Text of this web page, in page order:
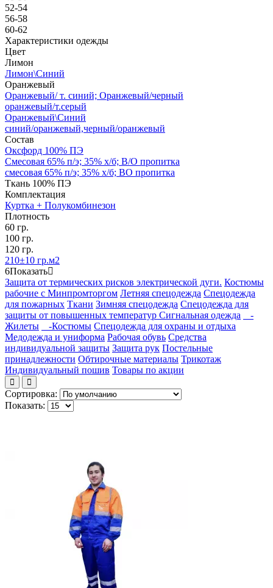
52-54
56-58
60-62
Характеристики одежды
Цвет
Лимон
Лимон\Синий
Оранжевый
Оранжевый/ т. синий; Оранжевый/черный
оранжевый/т.серый
Оранжевый\Синий
синий/оранжевый,черный/оранжевый
Состав
Оксфорд 100% ПЭ
Смесовая 65% п/э; 35% х/б; В/О пропитка
смесовая 65% п/э; 35% х/б; ВО пропитка
Ткань 100% ПЭ
Комплектация
Куртка + Полукомбинезон
Плотность
60 гр.
100 гр.
120 гр.
210±10 гр.м2
6Показать
Защита от термических рисков электрической дуги. Костюмы
рабочие с Минпромторгом Летняя спецодежда Спецодежда
для пожарных Ткани Зимняя спецодежда Спецодежда для
защиты от повышенных температур Сигнальная одежда
-
Жилеты
-Костюмы Спецодежда для охраны и отдыха
Медодежда и униформа Рабочая обувь Средства
индивидуальной защиты Защита рук Постельные
принадлежности Обтирочные материалы Трикотаж
Индивидуальный пошив Товары по акции
Сортировка:
Показать: